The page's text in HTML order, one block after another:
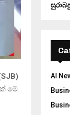
මේ
AI